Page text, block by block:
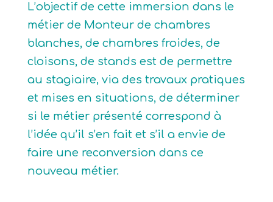
L’objectif de cette immersion dans le
métier de Monteur de chambres
blanches, de chambres froides, de
cloisons, de stands est de permettre
au stagiaire, via des travaux pratiques
et mises en situations, de déterminer
si le métier présenté correspond à
l’idée qu’il s’en fait et s’il a envie de
faire une reconversion dans ce
nouveau métier.